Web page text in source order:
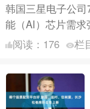
韩国三星电子公
能（AI）芯片需求
季度净利润达
阅读： 176 栏